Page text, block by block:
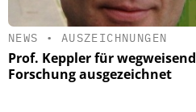
NEWS • AUSZEICHNUNGEN
Prof. Keppler für
Forschung ausgezeichnet